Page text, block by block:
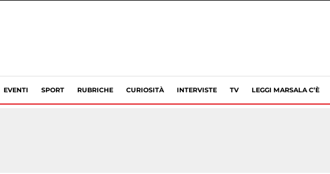
EVENTI SPORT RUBRICHE CURIOSITÀ INTERVISTE TV LEGGI MARSALA C’È